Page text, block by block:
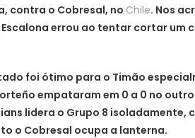
contra o Cobresal, no Chile. Nos
errou ao tentar cortar um
foi ótimo para o Timão
empataram em 0 a 0 no
lidera o Grupo 8 isoladamente,
o Cobresal ocupa a lanterna.